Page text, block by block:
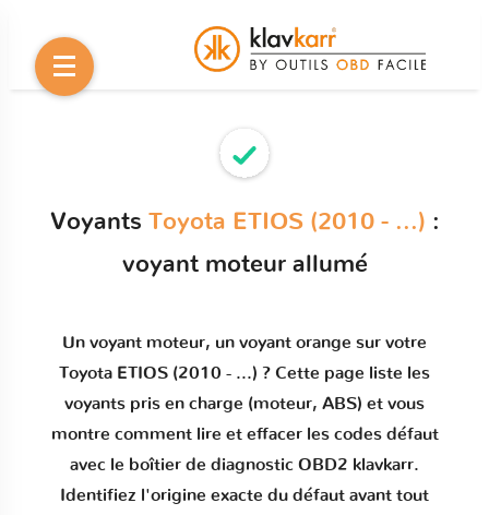
Voyants Toyota ETIOS (2010 - ...) :
voyant moteur allumé
Un voyant moteur, un voyant orange sur votre
Toyota ETIOS (2010 - ...) ? Cette page liste les
voyants pris en charge (moteur, ABS) et vous
montre comment lire et effacer les codes défaut
avec le boîtier de diagnostic OBD2 klavkarr.
Identifiez l'origine exacte du défaut avant tout